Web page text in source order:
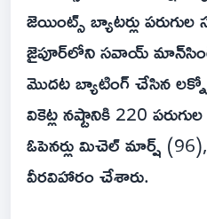
జెయింట్స్ బ్యాటర్లు
జైపూర్‌లోని సవాయ్
మొదట బ్యాటింగ్ చేసిన లక్నో,
వికెట్ల నష్టానికి 220
ఓపెనర్లు మిచెల్ మార్ష్
వీరవిహారం చేశారు.